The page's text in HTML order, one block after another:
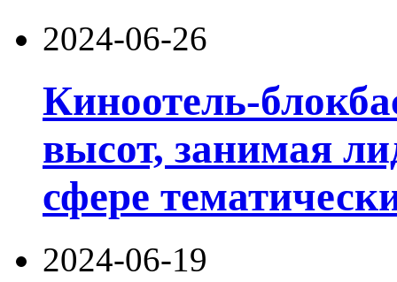
2024-06-26
Киноотель-
высот, занимая
сфере
2024-06-19